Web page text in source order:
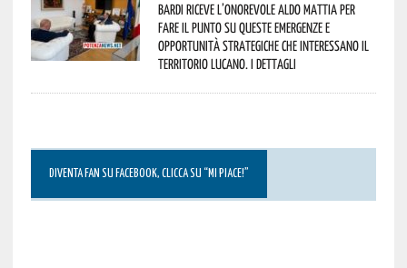
Bardi riceve l’onorevole Aldo Mattia per
fare il punto su queste emergenze e
opportunità strategiche che interessano il
territorio lucano. I dettagli
DIVENTA FAN SU FACEBOOK, CLICCA SU “MI PIACE!”